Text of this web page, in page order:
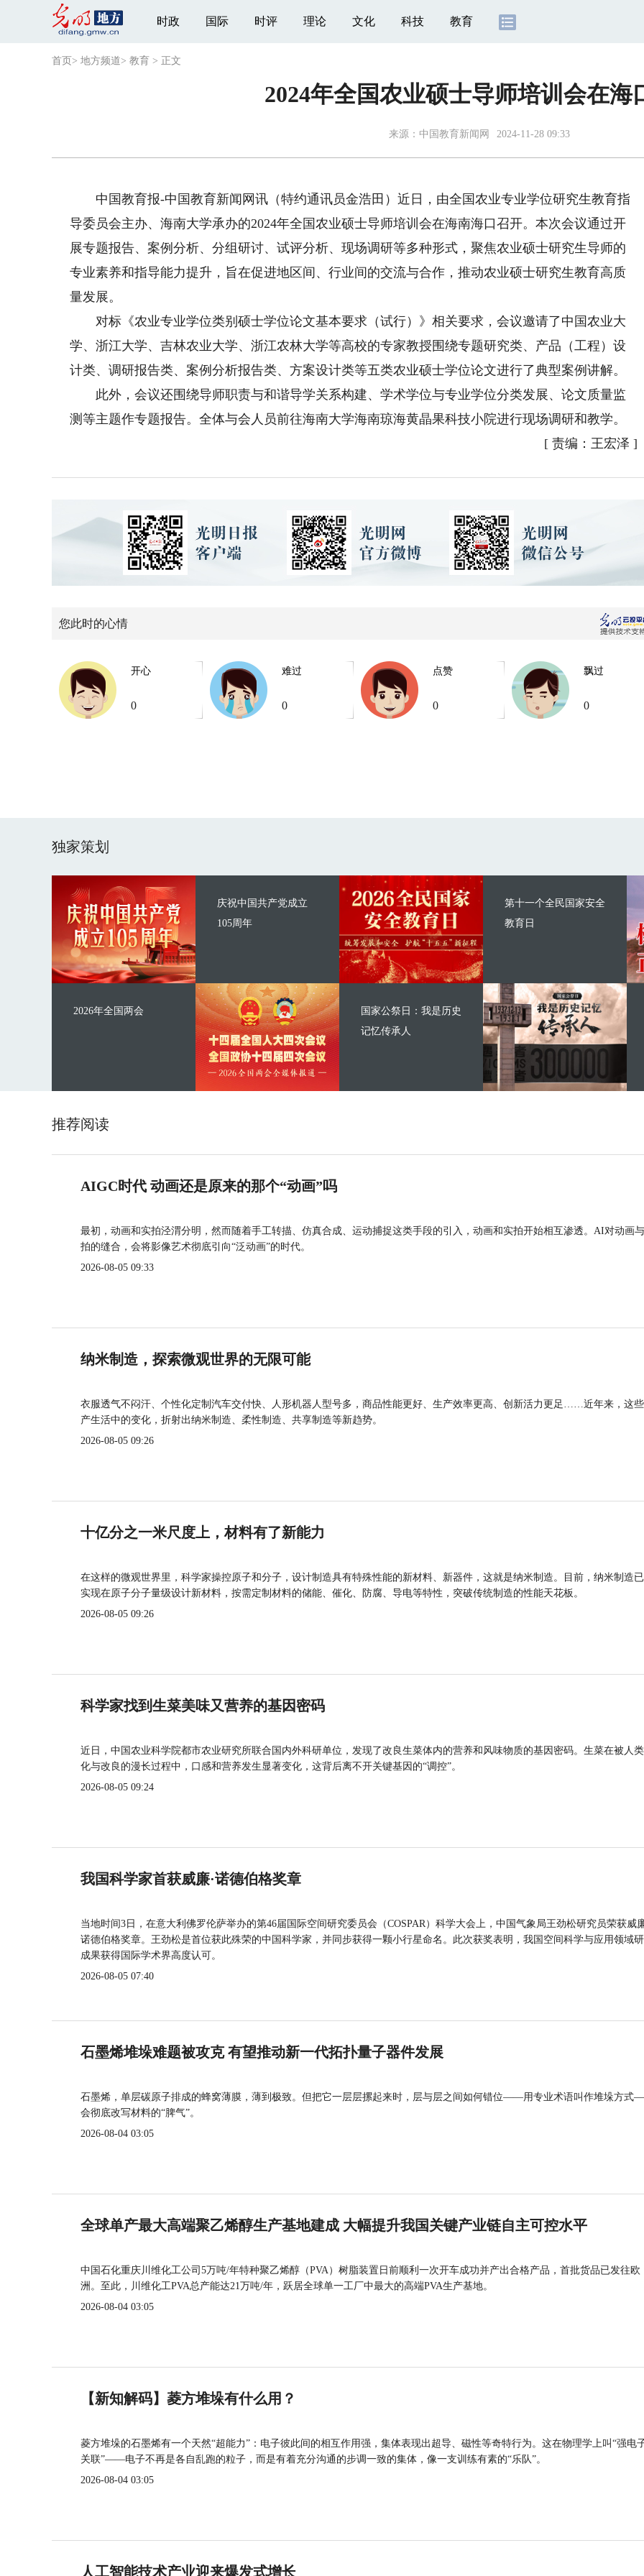
时政 国际 时评 理论 文化 科技 教育
首页 > 地方频道> 教育 > 正文
2024年全国农业硕士导师培训会在海
来源： 中国教育新闻网 2024-11-28 09:33
中国教育报-中国教育新闻网讯（特约通讯员金浩田）近日，由全国农业专业学位研究生教育指
导委员会主办、海南大学承办的2024年全国农业硕士导师培训会在海南海口召开。本次会议通过开
展专题报告、案例分析、分组研讨、试评分析、现场调研等多种形式，聚焦农业硕士研究生导师的
专业素养和指导能力提升，旨在促进地区间、行业间的交流与合作，推动农业硕士研究生教育高质
量发展。
对标《农业专业学位类别硕士学位论文基本要求（试行）》相关要求，会议邀请了中国农业大
学、浙江大学、吉林农业大学、浙江农林大学等高校的专家教授围绕专题研究类、产品（工程）设
计类、调研报告类、案例分析报告类、方案设计类等五类农业硕士学位论文进行了典型案例讲解。
此外，会议还围绕导师职责与和谐导学关系构建、学术学位与专业学位分类发展、论文质量监
测等主题作专题报告。全体与会人员前往海南大学海南琼海黄晶果科技小院进行现场调研和教学。
[ 责编：王宏泽 ]
您此时的心情
开心
0
难过
0
点赞
0
飘过
0
独家策划
庆祝中国共产党成立
105周年
2026年全国两会
第十一个全民国家安全
教育日
国家公祭日：我是历史
记忆传承人
推荐阅读
AIGC时代 动画还是原来的那个“动画”吗
最初，动画和实拍泾渭分明，然而随着手工转描、仿真合成、运动捕捉这类手段的引入，动画和实拍开始相互渗透。AI对动画
拍的缝合，会将影像艺术彻底引向“泛动画”的时代。
2026-08-05 09:33
纳米制造，探索微观世界的无限可能
衣服透气不闷汗、个性化定制汽车交付快、人形机器人型号多，商品性能更好、生产效率更高、创新活力更足……近年来，这
产生活中的变化，折射出纳米制造、柔性制造、共享制造等新趋势。
2026-08-05 09:26
十亿分之一米尺度上，材料有了新能力
在这样的微观世界里，科学家操控原子和分子，设计制造具有特殊性能的新材料、新器件，这就是纳米制造。目前，纳米制造
实现在原子分子量级设计新材料，按需定制材料的储能、催化、防腐、导电等特性，突破传统制造的性能天花板。
2026-08-05 09:26
科学家找到生菜美味又营养的基因密码
近日，中国农业科学院都市农业研究所联合国内外科研单位，发现了改良生菜体内的营养和风味物质的基因密码。生菜在被人
化与改良的漫长过程中，口感和营养发生显著变化，这背后离不开关键基因的“调控”。
2026-08-05 09:24
我国科学家首获威廉·诺德伯格奖章
当地时间3日，在意大利佛罗伦萨举办的第46届国际空间研究委员会（COSPAR）科学大会上，中国气象局王劲松研究员荣获威
诺德伯格奖章。王劲松是首位获此殊荣的中国科学家，并同步获得一颗小行星命名。此次获奖表明，我国空间科学与应用领域
成果获得国际学术界高度认可。
2026-08-05 07:40
石墨烯堆垛难题被攻克 有望推动新一代拓扑量子器件发展
石墨烯，单层碳原子排成的蜂窝薄膜，薄到极致。但把它一层层摞起来时，层与层之间如何错位——用专业术语叫作堆垛方
会彻底改写材料的“脾气”。
2026-08-04 03:05
全球单产最大高端聚乙烯醇生产基地建成 大幅提升我国关键产业链自主可控水平
中国石化重庆川维化工公司5万吨/年特种聚乙烯醇（PVA）树脂装置日前顺利一次开车成功并产出合格产品，首批货品已发往欧
洲。至此，川维化工PVA总产能达21万吨/年，跃居全球单一工厂中最大的高端PVA生产基地。
2026-08-04 03:05
【新知解码】菱方堆垛有什么用？
菱方堆垛的石墨烯有一个天然“超能力”：电子彼此间的相互作用强，集体表现出超导、磁性等奇特行为。这在物理学上叫“强电
关联”——电子不再是各自乱跑的粒子，而是有着充分沟通的步调一致的集体，像一支训练有素的“乐队”。
2026-08-04 03:05
人工智能技术产业迎来爆发式增长